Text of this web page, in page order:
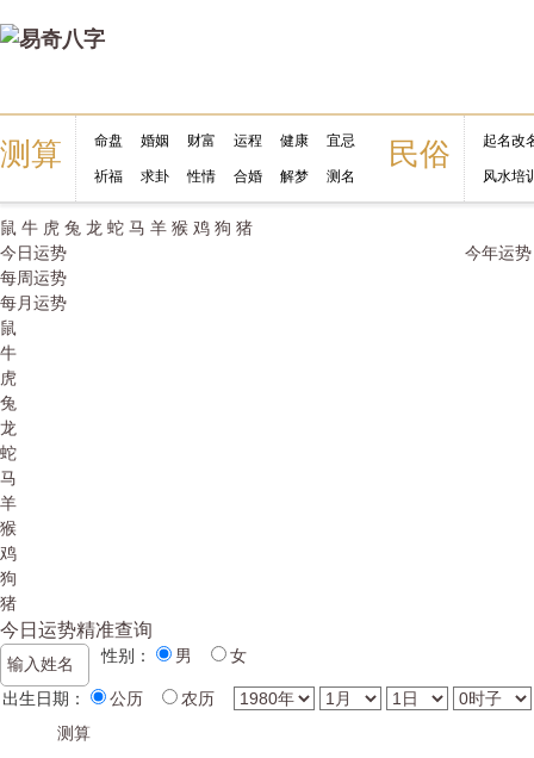
测算 命盘 婚姻 财富 运程 健康 宜忌
祈福 求卦 性情 合婚 解梦 测名
民俗 起名改
风水培
鼠 牛 虎 兔 龙 蛇 马 羊 猴 鸡 狗 猪
今日运势
每周运势
每月运势
今年运势
鼠
牛
虎
兔
龙
蛇
马
羊
猴
鸡
狗
猪
今日运势精准查询
性别： 男 女
出生日期： 公历 农历